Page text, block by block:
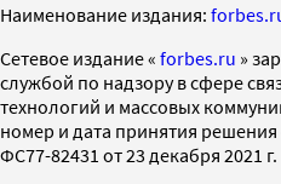
Наименование издания:
Cетевое издание « forbes.ru »
службой по надзору в сфере
технологий и массовых
номер и дата принятия
ФС77-82431 от 23 декабря 2021 г.